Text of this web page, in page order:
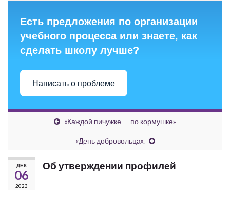
Есть предложения по организации
учебного процесса или знаете, как
сделать школу лучше?
Написать о проблеме
«Каждой пичужке — по кормушке»
«День добровольца».
ДЕК
06
2023
Об утверждении профилей